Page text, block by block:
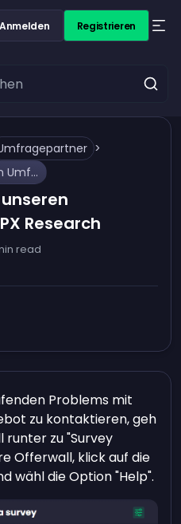
Anmelden Registrieren
>
So kontaktierst du unseren Umfragepartner CPX Research
Research
read
Problems mit
zu kontaktieren, geh
runter zu "Survey
Offerwall, klick auf die
wähl die Option "Help".